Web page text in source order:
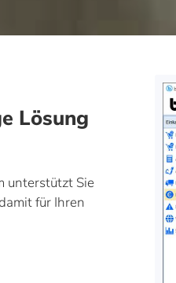
Lösung
unterstützt Sie
für Ihren